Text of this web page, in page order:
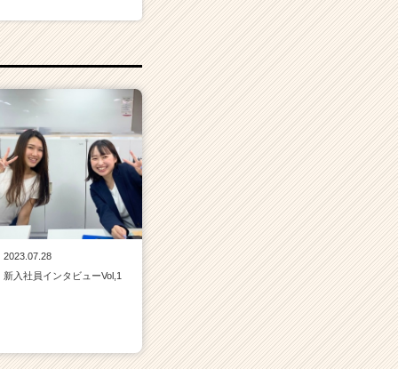
2023.07.28
新入社員インタビューVol,1